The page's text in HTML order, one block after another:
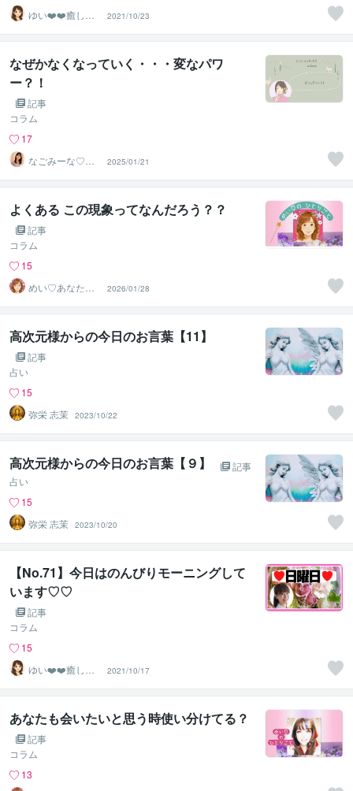
ゆい❤️❤️癒しの
心友
2021/10/23
なぜかなくなっていく・・・変なパワ
ー？！
記事
コラム
17
なごみーな♡癒
し系心のサポー
ター
2025/01/21
よくある この現象ってなんだろう？？
記事
コラム
15
めい♡あなたの
陽だまりセラピ
スト
2026/01/28
高次元様からの今日のお言葉【11】
記事
占い
15
弥栄 志茉 2023/10/22
高次元様からの今日のお言葉【９】
記事
占い
15
弥栄 志茉 2023/10/20
【No.71】今日はのんびりモーニングして
います♡♡
記事
コラム
15
ゆい❤️❤️癒しの
心友
2021/10/17
あなたも会いたいと思う時使い分けてる？
記事
コラム
13